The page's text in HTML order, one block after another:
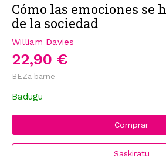
Cómo las emociones se
de la sociedad
William Davies
22,90 €
BEZa barne
Badugu
Comprar
Saskiratu